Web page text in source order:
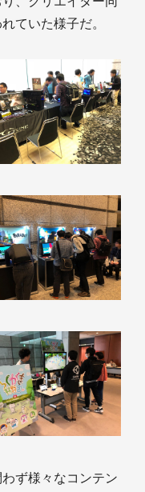
ていた様子だ。
ず様々なコンテン